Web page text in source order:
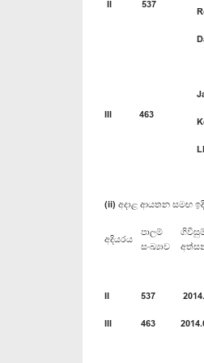
II
III
537
463
(ii) අදාළ ආයතන සමඟ
අදියරය
පාලම්
සංඛ්‍යාව
II
III
537
463